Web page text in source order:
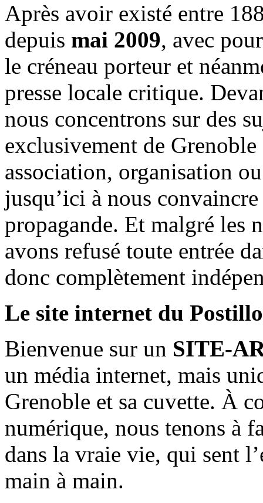
Après avoir existé entre
depuis mai 2009, avec
le créneau porteur et
presse locale critique.
nous concentrons sur des
exclusivement de
association, organisation
jusqu’ici à nous
propagande. Et malgré les
avons refusé toute entrée
donc complètement
Le site internet du
Bienvenue sur un SITE-
un média internet, mais
Grenoble et sa cuvette. À
numérique, nous tenons à
dans la vraie vie, qui sent
main à main.